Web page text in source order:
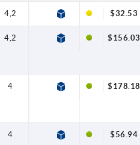
4,2 — $32.53
4,2 1.4301 $156.03
4 1.4301 $178.18
4 — $56.94